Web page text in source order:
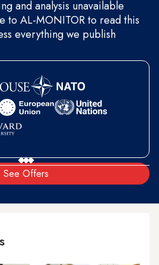
and analysis unavailable
to AL-MONITOR to read this
everything we publish
See Offers